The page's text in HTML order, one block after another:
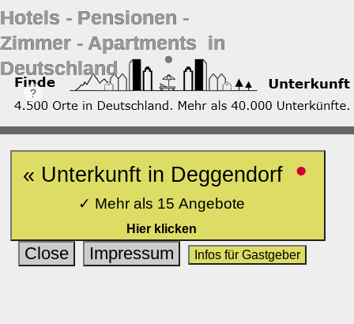
Hotels ‐ Pensionen ‐
Zimmer ‐ Apartments in
Deutschland
« Unterkunft in Deggendorf •
✓ Mehr als 15 Angebote
Hier klicken
Close Impressum Infos für Gastgeber